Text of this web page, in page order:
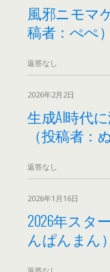
風邪ニモマ
稿者：ぺぺ）
返答なし
2026年2月2日
生成AI時代
（投稿者：
返答なし
2026年1月16日
2026年スタ
んぱんまん）